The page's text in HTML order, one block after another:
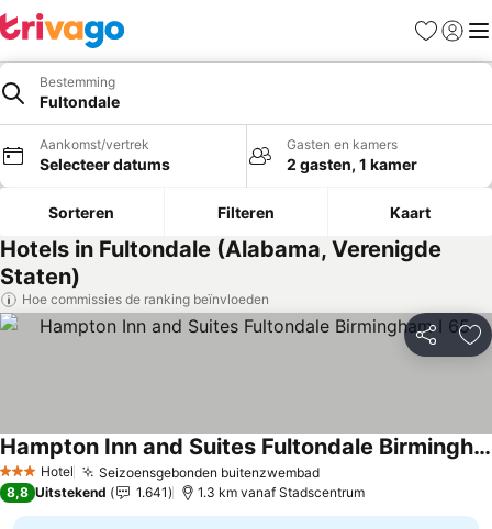
Favorieten
Bestemming
Fultondale
Aankomst/vertrek
Selecteer datums
Gasten en kamers
2 gasten, 1 kamer
Sorteren Filteren Kaart
Hotels in Fultondale (Alabama, Verenigde
Staten)
Hoe commissies de ranking beïnvloeden
Delen
3 SterrenHotel Seizoensgebonden buitenzwembad
Hampton Inn and Suites Fultondale Birmingham I 65
8,8 Uitstekend 1.641 1.3 km vanaf Stadscentrum